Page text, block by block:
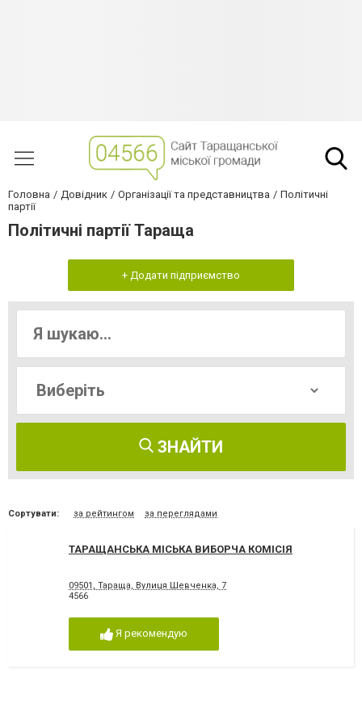
Головна Довідник Організації та представництва
Політичні
партії
Політичні партії Тараща
+ Додати підприємство
ЗНАЙТИ
Сортувати: за рейтингом за переглядами
ТАРАЩАНСЬКА МІСЬКА ВИБОРЧА КОМІСІЯ
09501, Тараща, Вулиця Шевченка, 7
4566
Я рекомендую